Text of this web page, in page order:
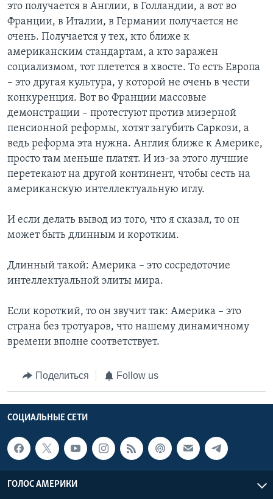
это получается в Англии, в Голландии, а вот во
Франции, в Италии, в Германии получается не
очень. Получается у тех, кто ближе к
американским стандартам, а кто заражен
социализмом, тот плетется в хвосте. То есть Европа
– это другая культура, у которой не очень в чести
конкуренция. Вот во Франции массовые
демонстрации – протестуют против мизерной
пенсионной реформы, хотят загубить Саркози, а
ведь реформа эта нужна. Англия ближе к Америке,
просто там меньше платят. И из-за этого лучшие
перетекают на другой континент, чтобы сесть на
американскую интеллектуальную иглу.
И если делать вывод из того, что я сказал, то он
может быть длинным и коротким.
Длинный такой: Америка – это сосредоточие
интеллектуальной элиты мира.
Если короткий, то он звучит так: Америка – это
страна без тротуаров, что нашему динамичному
времени вполне соответствует.
Поделиться Follow us
СОЦИАЛЬНЫЕ СЕТИ
ГОЛОС АМЕРИКИ